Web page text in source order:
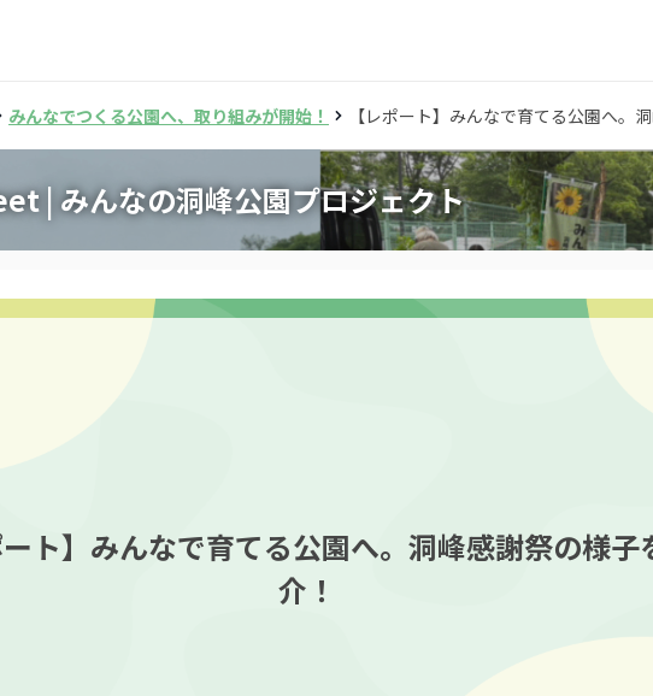
みんなでつくる公園へ、取り組みが開始！ 【レポート】みんなで育てる公園へ。
| みんなの洞峰公園プロジェクト
ート】みんなで育てる公園へ。洞峰感謝祭の様子
介！